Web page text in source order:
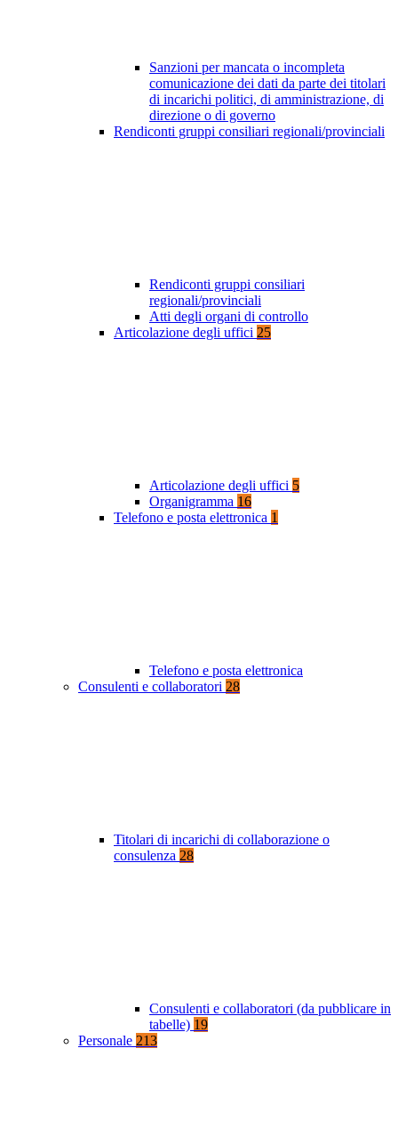
Sanzioni per mancata o incompleta
comunicazione dei dati da parte dei titolari
di incarichi politici, di amministrazione, di
direzione o di governo
Rendiconti gruppi consiliari regionali/provinciali
Rendiconti gruppi consiliari
regionali/provinciali
Atti degli organi di controllo
Articolazione degli uffici 25
Articolazione degli uffici 5
Organigramma 16
Telefono e posta elettronica 1
Telefono e posta elettronica
Consulenti e collaboratori 28
Titolari di incarichi di collaborazione o
consulenza 28
Consulenti e collaboratori (da pubblicare in
tabelle) 19
Personale 213